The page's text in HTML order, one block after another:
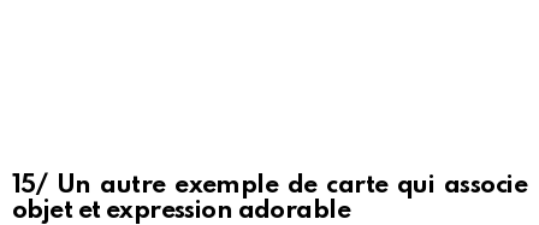
15/ Un autre exemple de carte qui associe
objet et expression adorable